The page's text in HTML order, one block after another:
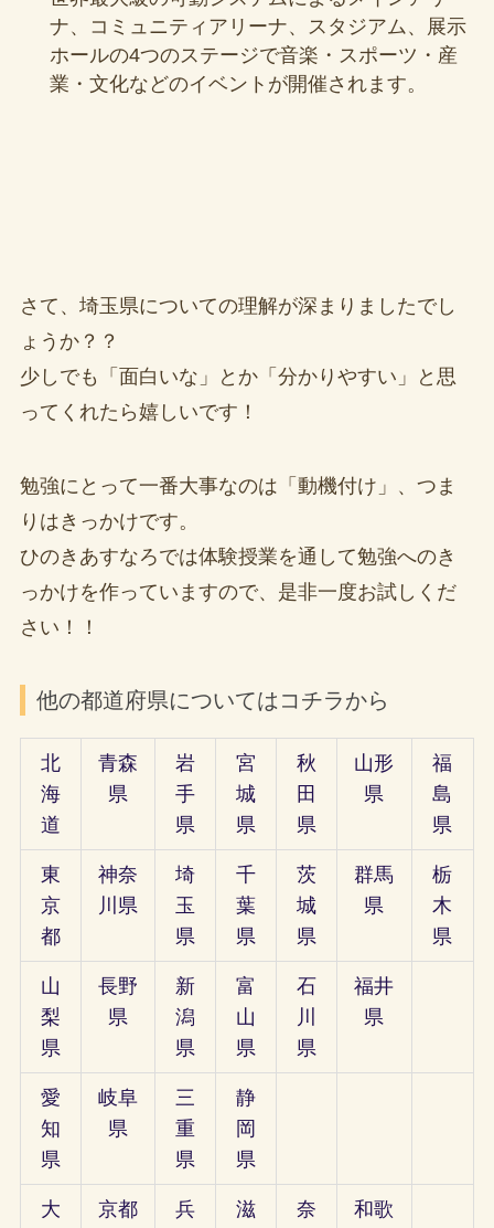
ナ、コミュニティアリーナ、スタジアム、展示
ホールの4つのステージで音楽・スポーツ・産
業・文化などのイベントが開催されます。
さて、埼玉県についての理解が深まりましたでし
ょうか？？
少しでも「面白いな」とか「分かりやすい」と思
ってくれたら嬉しいです！
勉強にとって一番大事なのは「動機付け」、つま
りはきっかけです。
ひのきあすなろでは体験授業を通して勉強へのき
っかけを作っていますので、是非一度お試しくだ
さい！！
他の都道府県についてはコチラから
北
海
道
青森
県
岩
手
県
宮
城
県
秋
田
県
山形
県
福
島
県
東
京
都
神奈
川県
埼
玉
県
千
葉
県
茨
城
県
群馬
県
栃
木
県
山
梨
県
長野
県
新
潟
県
富
山
県
石
川
県
福井
県
愛
知
県
岐阜
県
三
重
県
静
岡
県
大
京都
兵
滋
奈
和歌